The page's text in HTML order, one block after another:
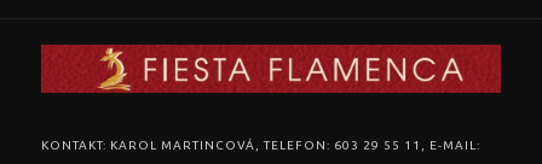
KONTAKT: KAROL MARTINCOVÁ, TELEFON: 603 29 55 11, E-MAIL: